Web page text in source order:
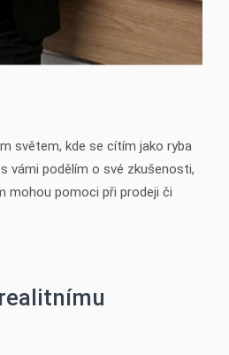
světem, kde se cítím jako ryba
vámi podělím o své zkušenosti,
mohou pomoci při prodeji či